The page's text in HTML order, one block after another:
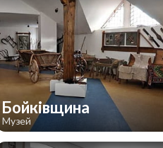
Бойківщина
Музей